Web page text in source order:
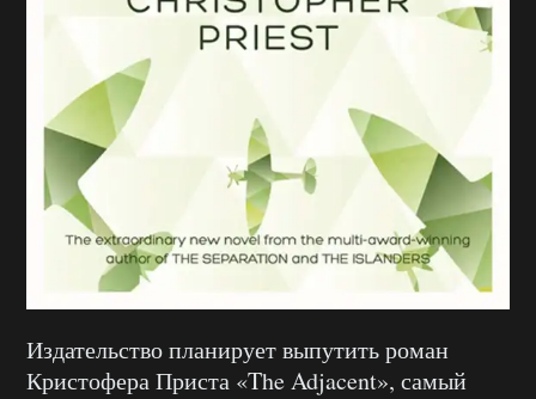
Издательство планирует выпутить роман
Кристофера Приста «The Adjacent», самый